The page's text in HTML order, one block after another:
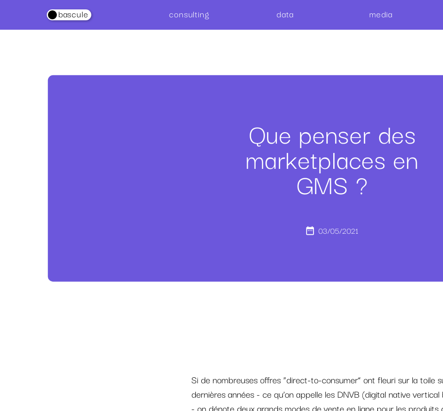
bascule
. consulting data media
Que penser des
marketplaces en
GMS ?
03/05/2021
Si de nombreuses offres “direct-to-consumer” ont fleuri sur la toile
dernières années - ce qu’on appelle les DNVB (digital native
- on dénote deux grands modes de vente en ligne pour les produits